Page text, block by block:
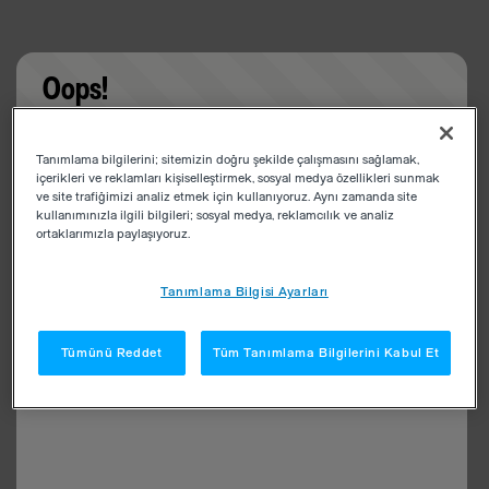
Oops!
app
Tanımlama bilgilerini; sitemizin doğru şekilde çalışmasını sağlamak,
içerikleri ve reklamları kişiselleştirmek, sosyal medya özellikleri sunmak
ve site trafiğimizi analiz etmek için kullanıyoruz. Aynı zamanda site
kullanımınızla ilgili bilgileri; sosyal medya, reklamcılık ve analiz
ortaklarımızla paylaşıyoruz.
Tanımlama Bilgisi Ayarları
Tümünü Reddet Tüm Tanımlama Bilgilerini Kabul Et